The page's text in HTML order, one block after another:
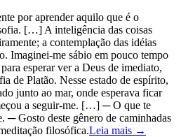
por aprender aquilo que é o
[…] A inteligência das coisas
a contemplação das idéias
Imaginei-me sábio em pouco tempo
esperar ver a Deus de imediato,
de Platão. Nesse estado de espírito,
junto ao mar, onde esperava ficar
a seguir-me. […] ─ O que te
─ Gosto deste gênero de caminhadas
filosófica.Leia mais →